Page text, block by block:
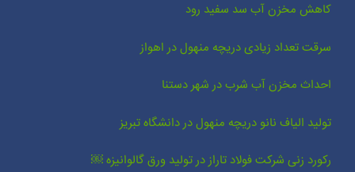
کاهش مخزن آب سد سفید رود
سرقت تعداد زیادی دریچه منهول در اهواز
احداث مخزن آب شرب در شهر دستنا
تولید الیاف نانو دریچه منهول در دانشگاه تبریز
رکورد زنی شرکت فولاد تاراز در تولید ورق گالوانیزه ￼